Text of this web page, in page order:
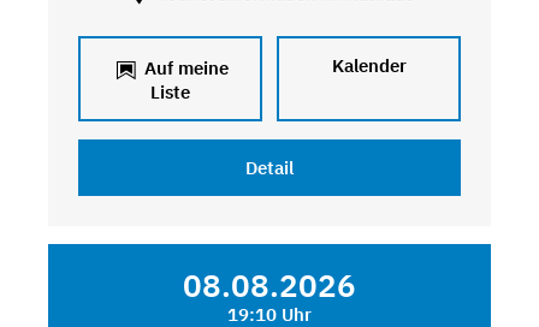
Auf meine
Liste
Kalender
Detail
08.08.2026
19:10 Uhr